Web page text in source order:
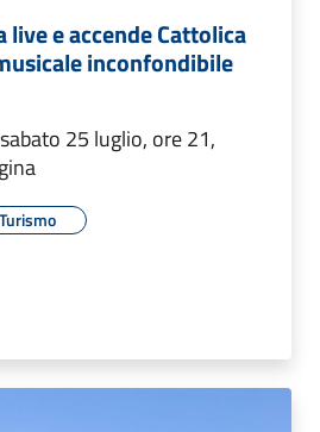
live e accende Cattolica
inconfondibile
25 luglio, ore 21,
Turismo